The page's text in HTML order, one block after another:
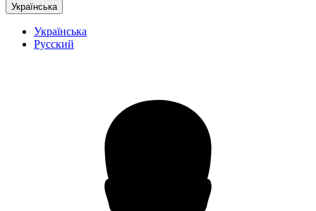
Українська
Українська
Русский